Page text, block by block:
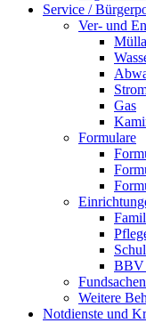
Service /
Ver- und
Gas
Formulare
BBV
Weitere
Notdienste und